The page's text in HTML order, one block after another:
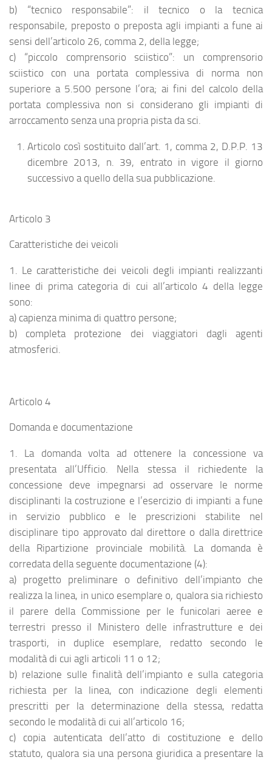
b) “tecnico responsabile”: il tecnico o la tecnica
responsabile, preposto o preposta agli impianti a fune ai
sensi dell’articolo 26, comma 2, della legge;
c) “piccolo comprensorio sciistico”: un comprensorio
sciistico con una portata complessiva di norma non
superiore a 5.500 persone l’ora; ai fini del calcolo della
portata complessiva non si considerano gli impianti di
arroccamento senza una propria pista da sci.
Articolo così sostituito dall’art. 1, comma 2, D.P.P. 13
dicembre 2013, n. 39, entrato in vigore il giorno
successivo a quello della sua pubblicazione.
Articolo 3
Caratteristiche dei veicoli
1. Le caratteristiche dei veicoli degli impianti realizzanti
linee di prima categoria di cui all’articolo 4 della legge
sono:
a) capienza minima di quattro persone;
b) completa protezione dei viaggiatori dagli agenti
atmosferici.
Articolo 4
Domanda e documentazione
1. La domanda volta ad ottenere la concessione va
presentata all’Ufficio. Nella stessa il richiedente la
concessione deve impegnarsi ad osservare le norme
disciplinanti la costruzione e l’esercizio di impianti a fune
in servizio pubblico e le prescrizioni stabilite nel
disciplinare tipo approvato dal direttore o dalla direttrice
della Ripartizione provinciale mobilità. La domanda è
corredata della seguente documentazione (4):
a) progetto preliminare o definitivo dell’impianto che
realizza la linea, in unico esemplare o, qualora sia richiesto
il parere della Commissione per le funicolari aeree e
terrestri presso il Ministero delle infrastrutture e dei
trasporti, in duplice esemplare, redatto secondo le
modalità di cui agli articoli 11 o 12;
b) relazione sulle finalità dell’impianto e sulla categoria
richiesta per la linea, con indicazione degli elementi
prescritti per la determinazione della stessa, redatta
secondo le modalità di cui all’articolo 16;
c) copia autenticata dell’atto di costituzione e dello
statuto, qualora sia una persona giuridica a presentare la